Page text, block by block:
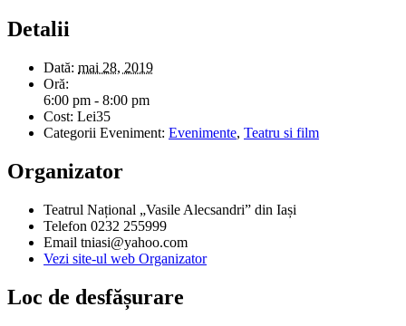
Detalii
Dată: mai 28, 2019
Oră:
6:00 pm - 8:00 pm
Cost: Lei35
Categorii Eveniment: Evenimente, Teatru si film
Organizator
Teatrul Național „Vasile Alecsandri” din Iași
Telefon 0232 255999
Email tniasi@yahoo.com
Vezi site-ul web Organizator
Loc de desfășurare